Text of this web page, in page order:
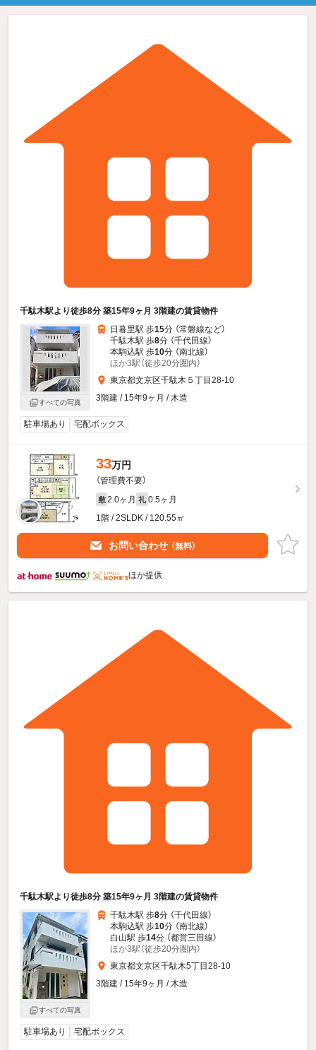
千駄木駅より徒歩8分 築15年9ヶ月 3階建の賃貸物件
すべての写真
日暮里駅 歩15分 （常磐線など）
千駄木駅 歩8分 （千代田線）
本駒込駅 歩10分 （南北線）
ほか3駅（徒歩20分圏内）
東京都文京区千駄木５丁目28-10
3階建 / 15年9ヶ月 / 木造
駐車場あり 宅配ボックス
33万円
（管理費不要）
敷 2.0ヶ月 礼 0.5ヶ月
1階 / 2SLDK / 120.55㎡
お問い合わせ （無料）
ほか提供
千駄木駅より徒歩8分 築15年9ヶ月 3階建の賃貸物件
すべての写真
千駄木駅 歩8分 （千代田線）
本駒込駅 歩10分 （南北線）
白山駅 歩14分 （都営三田線）
ほか3駅（徒歩20分圏内）
東京都文京区千駄木5丁目28-10
3階建 / 15年9ヶ月 / 木造
駐車場あり 宅配ボックス